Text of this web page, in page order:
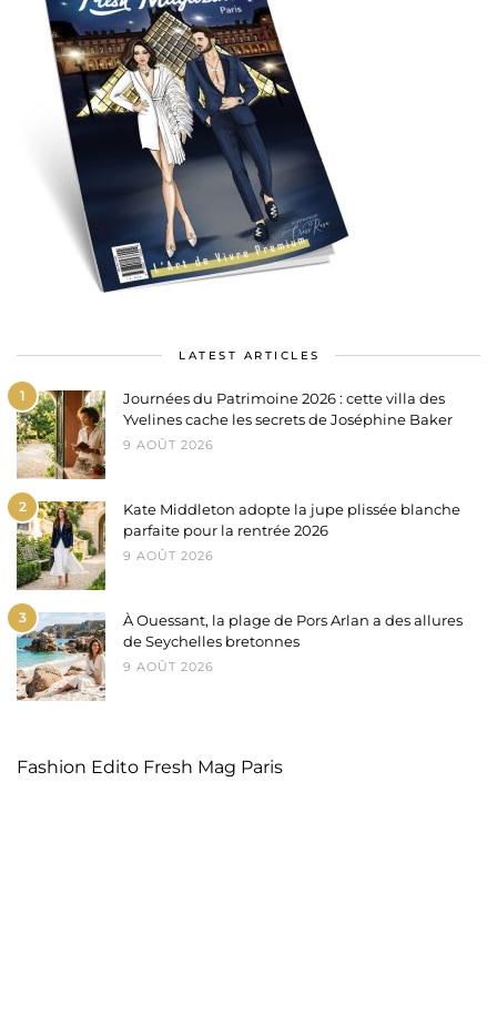
LATEST ARTICLES
1
Journées du Patrimoine 2026 : cette villa des
Yvelines cache les secrets de Joséphine Baker
9 AOÛT 2026
2
Kate Middleton adopte la jupe plissée blanche
parfaite pour la rentrée 2026
9 AOÛT 2026
3
À Ouessant, la plage de Pors Arlan a des allures
de Seychelles bretonnes
9 AOÛT 2026
Fashion Edito Fresh Mag Paris